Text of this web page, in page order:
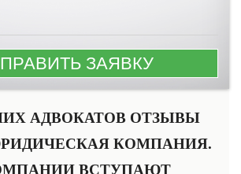
АДВОКАТОВ ОТЗЫВЫ
КОМПАНИЯ.
ВСТУПАЮТ